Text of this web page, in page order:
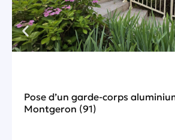
Pose d’un garde-corps
Montgeron (91)